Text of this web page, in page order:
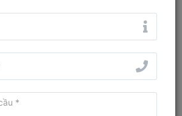
gần đây
Nicecy Hotel - Bùi